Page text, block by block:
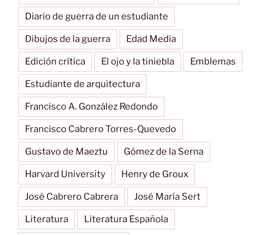
Diario de guerra de un estudiante
Dibujos de la guerra Edad Media
Edición crítica El ojo y la tiniebla Emblemas
Estudiante de arquitectura
Francisco A. González Redondo
Francisco Cabrero Torres-Quevedo
Gustavo de Maeztu Gómez de la Serna
Harvard University Henry de Groux
José Cabrero Cabrera José María Sert
Literatura Literatura Española